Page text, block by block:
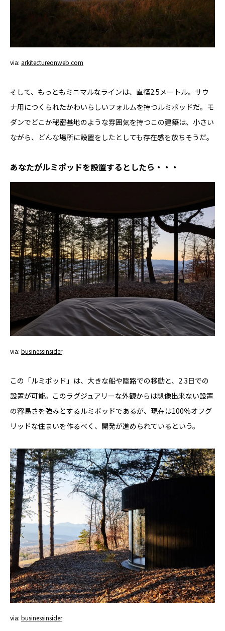
via: arkitectureonweb.com
そして、もっともミニマルなラインは、直径2.5メートル。サウ
ナ用につくられたかわいらしいフォルムを持つルミポッドだ。モ
ダンでどこか秘密基地のような雰囲気を持つこの建築は、小さい
ながら、どんな場所に設置をしたとしても存在感を放ちそうだ。
あなたがルミポッドを設置するとしたら・・・
via: businessinsider
この「ルミポッド」は、大きな船や陸路での移動と、2.3日での
設置が可能。このラグジュアリーな外観からは想像出来ない設置
の容易さを強みとするルミポッドであるが、現在は100％オフグ
リッドな住まいを作るべく、開発が進められているという。
via: businessinsider